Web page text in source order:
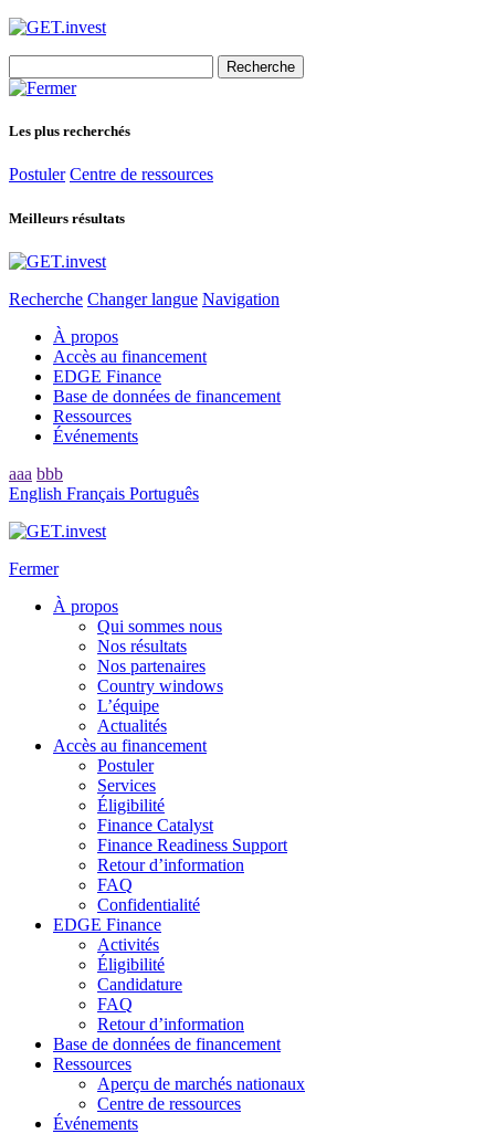
for:
Les plus recherchés
Postuler Centre de ressources
Meilleurs résultats
Recherche Changer langue Navigation
À propos
Accès au financement
EDGE Finance
Base de données de financement
Ressources
Événements
aaa bbb
English Français Português
Fermer
À propos
Qui sommes nous
Nos résultats
Nos partenaires
Country windows
L’équipe
Actualités
Accès au financement
Postuler
Services
Éligibilité
Finance Catalyst
Finance Readiness Support
Retour d’information
FAQ
Confidentialité
EDGE Finance
Activités
Éligibilité
Candidature
FAQ
Retour d’information
Base de données de financement
Ressources
Aperçu de marchés nationaux
Centre de ressources
Événements